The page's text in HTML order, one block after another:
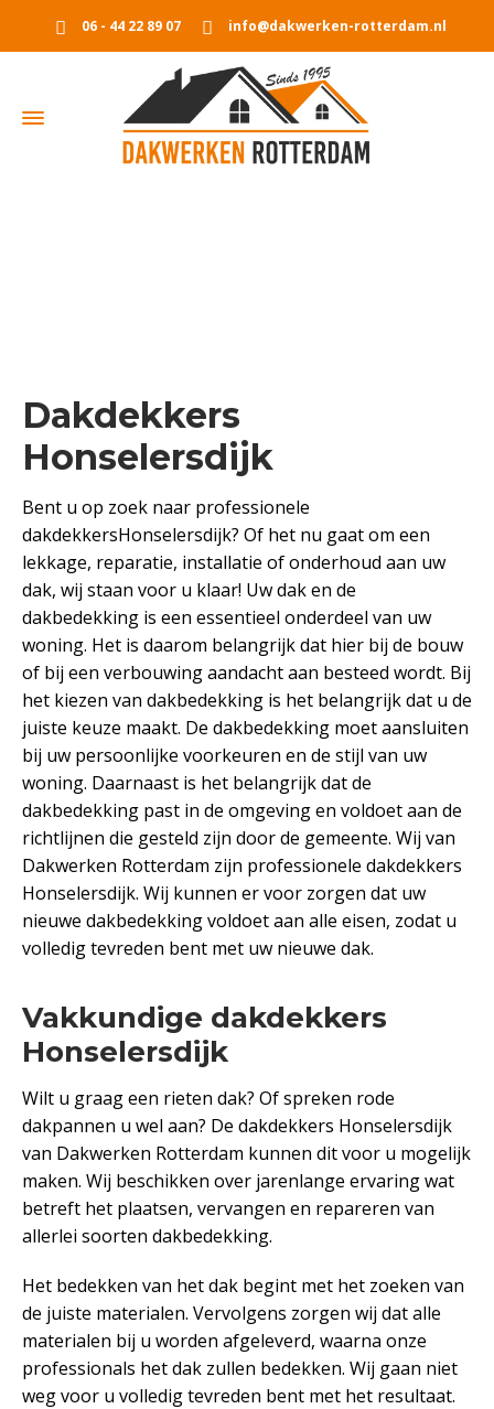
06 - 44 22 89 07 info@dakwerken-rotterdam.nl
Dakdekkers
Honselersdijk
Bent u op zoek naar professionele
dakdekkersHonselersdijk? Of het nu gaat om een
lekkage, reparatie, installatie of onderhoud aan uw
dak, wij staan voor u klaar! Uw dak en de
dakbedekking is een essentieel onderdeel van uw
woning. Het is daarom belangrijk dat hier bij de bouw
of bij een verbouwing aandacht aan besteed wordt. Bij
het kiezen van dakbedekking is het belangrijk dat u de
juiste keuze maakt. De dakbedekking moet aansluiten
bij uw persoonlijke voorkeuren en de stijl van uw
woning. Daarnaast is het belangrijk dat de
dakbedekking past in de omgeving en voldoet aan de
richtlijnen die gesteld zijn door de gemeente. Wij van
Dakwerken Rotterdam zijn professionele dakdekkers
Honselersdijk. Wij kunnen er voor zorgen dat uw
nieuwe dakbedekking voldoet aan alle eisen, zodat u
volledig tevreden bent met uw nieuwe dak.
Vakkundige dakdekkers
Honselersdijk
Wilt u graag een rieten dak? Of spreken rode
dakpannen u wel aan? De dakdekkers Honselersdijk
van Dakwerken Rotterdam kunnen dit voor u mogelijk
maken. Wij beschikken over jarenlange ervaring wat
betreft het plaatsen, vervangen en repareren van
allerlei soorten dakbedekking.
Het bedekken van het dak begint met het zoeken van
de juiste materialen. Vervolgens zorgen wij dat alle
materialen bij u worden afgeleverd, waarna onze
professionals het dak zullen bedekken. Wij gaan niet
weg voor u volledig tevreden bent met het resultaat.